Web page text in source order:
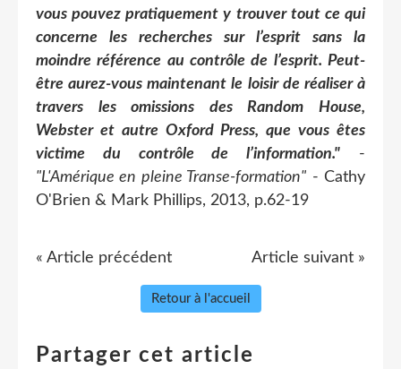
vous pouvez pratiquement y trouver tout ce qui
concerne les recherches sur l’esprit sans la
moindre référence au contrôle de l’esprit. Peut-
être aurez-vous maintenant le loisir de réaliser à
travers les omissions des Random House,
Webster et autre Oxford Press, que vous êtes
victime du contrôle de l’information." -
"L'Amérique en pleine Transe-formation" - Cathy
O'Brien & Mark Phillips, 2013, p.62-19
« Article précédent Article suivant »
Retour à l'accueil
Partager cet article